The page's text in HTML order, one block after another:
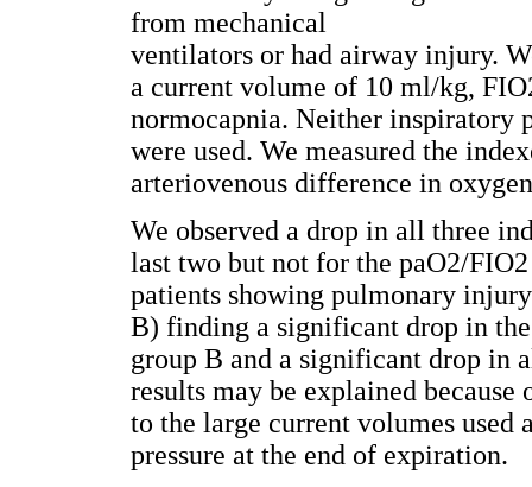
from mechanical
ventilators or had airway injury.
a current volume of 10 ml/kg,
normocapnia. Neither inspiratory
were used. We measured the
arteriovenous difference in
We observed a drop in all three
last two but not for the paO2/
patients showing pulmonary
B) finding a significant drop in
group B and a significant drop in
results may be explained
to the large current volumes
pressure at the end of expiration.